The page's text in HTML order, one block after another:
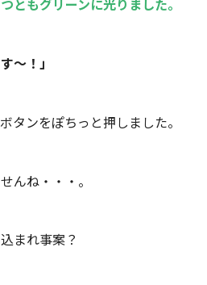
ともグリーンに光りました。
～！」
タンをぽちっと押しました。
んね・・・。
まれ事案？